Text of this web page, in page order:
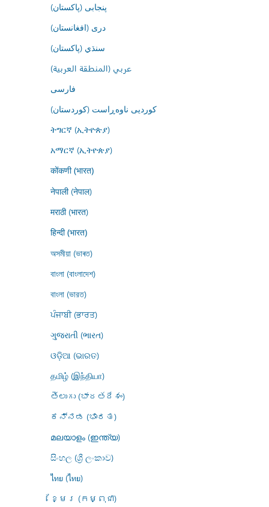
پنجابی (پاکستان)
درى (افغانستان)
سنڌي (پاکستان)
عربي (المنطقة العربية)
فارسى
کوردیی ناوەڕاست (کوردستان)
ትግርኛ (ኢትዮጵያ)
አማርኛ (ኢትዮጵያ)
कोंकणी (भारत)
नेपाली (नेपाल)
मराठी (भारत)
हिन्दी (भारत)
অসমীয়া (ভাৰত)
বাংলা (বাংলাদেশ)
বাংলা (ভারত)
ਪੰਜਾਬੀ (ਭਾਰਤ)
ગુજરાતી (ભારત)
ଓଡ଼ିଆ (ଭାରତ)
தமிழ் (இந்தியா)
తెలుగు (భారతదేశం)
ಕನ್ನಡ (ಭಾರತ)
മലയാളം (ഇന്ത്യ)
සිංහල (ශ්‍රී ලංකාව)
ไทย (ไทย)
ខ្មែរ (កម្ពុជា)